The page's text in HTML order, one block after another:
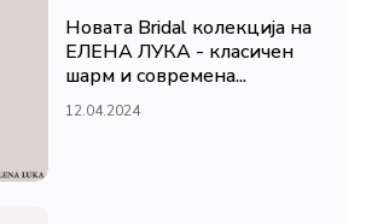
Новата Bridal колекција на
ЕЛЕНА ЛУКА - класичен
шарм и современа...
12.04.2024